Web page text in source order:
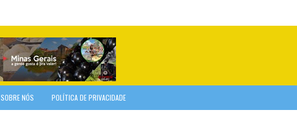
SOBRE NÓS POLÍTICA DE PRIVACIDADE